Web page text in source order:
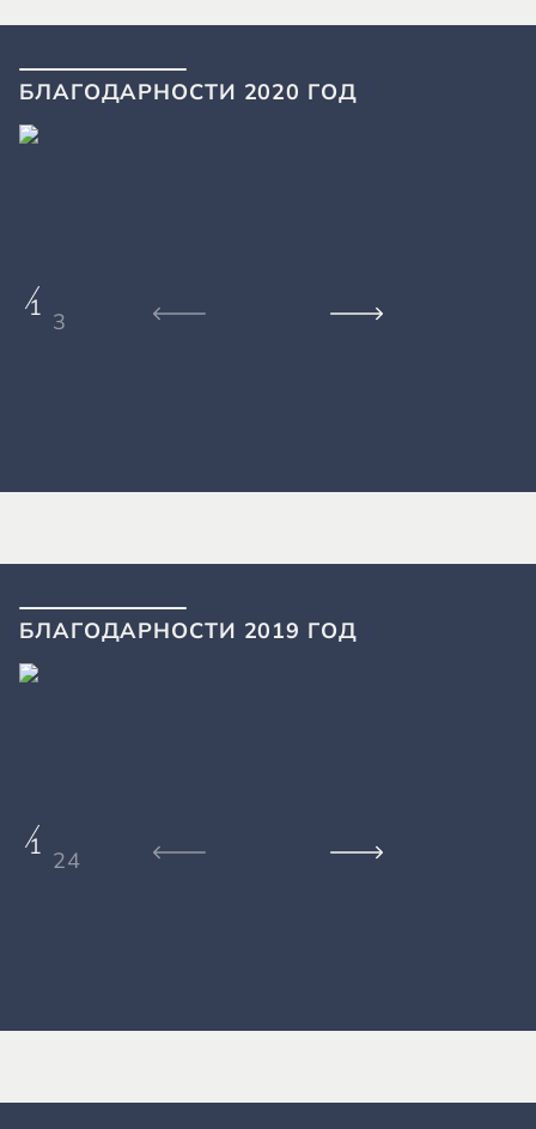
БЛАГОДАРНОСТИ 2020 ГОД
1
3
БЛАГОДАРНОСТИ 2019 ГОД
1
24